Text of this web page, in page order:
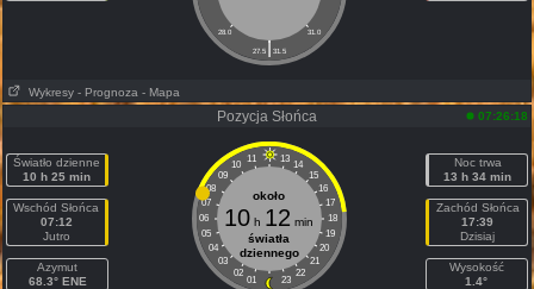
28.0 31.0
|
27.5 31.5
Wykresy - Prognoza - Mapa
Pozycja Słońca 07:26:18
Światło dzienne
10 h 25 min
Wschód Słońca
07:12
Jutro
Azymut
68.3° ENE
11 13
10
14
09
15
08
16
07
17
06
18
05
19
04
20
03
21
02
22
01 23
około
10 h 12 min
światła
dziennego
Noc trwa
13 h 34 min
Zachód Słońca
17:39
Dzisiaj
Wysokość
1.4°